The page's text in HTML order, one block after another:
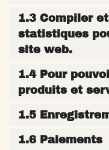
1.3 Compiler
statistiques
site web.
1.4 Pour
produits et
1.5
1.6 Paiements